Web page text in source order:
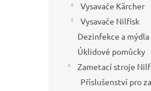
Vysavače Kärcher
Vysavače Nilfisk
Dezinfekce a mýdla
Úklidové pomůcky
Zametací stroje
Příslušenství pro